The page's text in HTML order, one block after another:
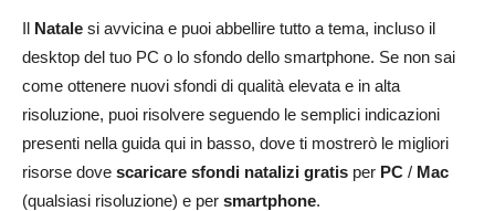
Il Natale si avvicina e puoi abbellire tutto a tema, incluso il
desktop del tuo PC o lo sfondo dello smartphone. Se non sai
come ottenere nuovi sfondi di qualità elevata e in alta
risoluzione, puoi risolvere seguendo le semplici indicazioni
presenti nella guida qui in basso, dove ti mostrerò le migliori
risorse dove scaricare sfondi natalizi gratis per PC / Mac
(qualsiasi risoluzione) e per smartphone.